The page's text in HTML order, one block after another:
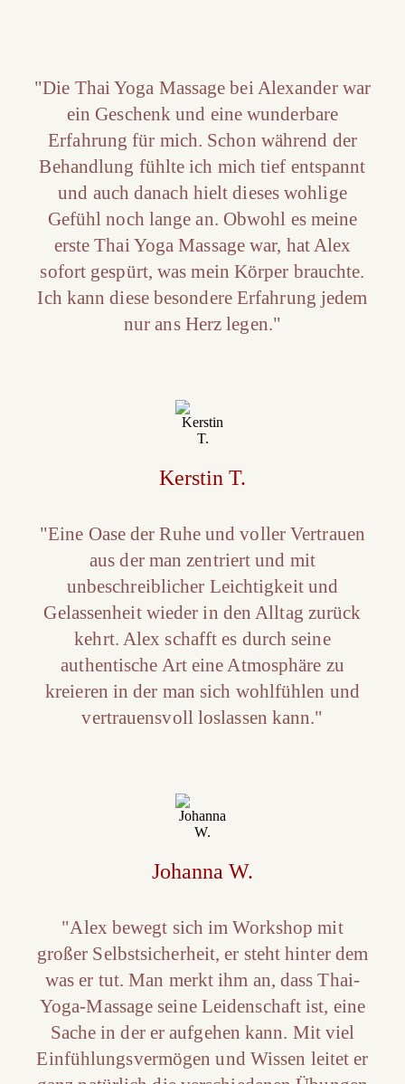
"Die Thai Yoga Massage bei Alexander war
ein Geschenk und eine wunderbare
Erfahrung für mich. Schon während der
Behandlung fühlte ich mich tief entspannt
und auch danach hielt dieses wohlige
Gefühl noch lange an. Obwohl es meine
erste Thai Yoga Massage war, hat Alex
sofort gespürt, was mein Körper brauchte.
Ich kann diese besondere Erfahrung jedem
nur ans Herz legen."
Kerstin T.
"Eine Oase der Ruhe und voller Vertrauen
aus der man zentriert und mit
unbeschreiblicher Leichtigkeit und
Gelassenheit wieder in den Alltag zurück
kehrt. Alex schafft es durch seine
authentische Art eine Atmosphäre zu
kreieren in der man sich wohlfühlen und
vertrauensvoll loslassen kann."
Johanna W.
"Alex bewegt sich im Workshop mit
großer Selbstsicherheit, er steht hinter dem
was er tut. Man merkt ihm an, dass Thai-
Yoga-Massage seine Leidenschaft ist, eine
Sache in der er aufgehen kann. Mit viel
Einfühlungsvermögen und Wissen leitet er